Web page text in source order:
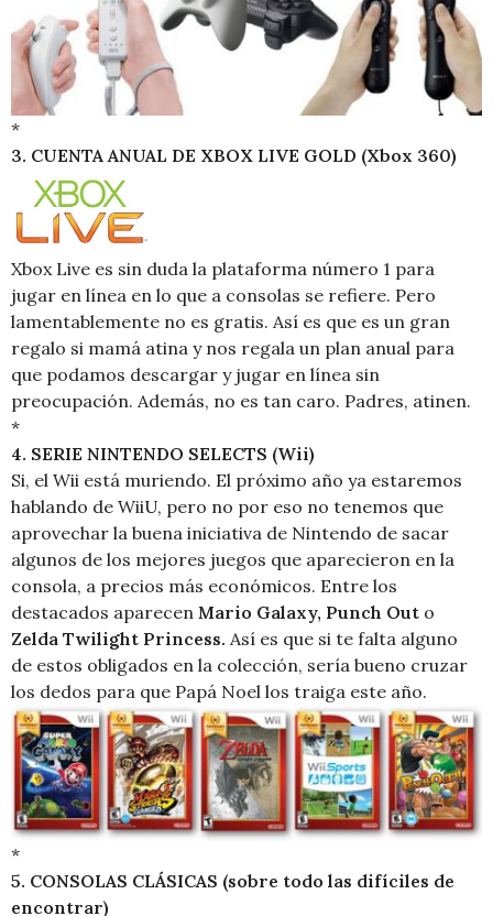
*
3. CUENTA ANUAL DE XBOX LIVE GOLD (Xbox 360)
Xbox Live es sin duda la plataforma número 1 para
jugar en línea en lo que a consolas se refiere. Pero
lamentablemente no es gratis. Así es que es un gran
regalo si mamá atina y nos regala un plan anual para
que podamos descargar y jugar en línea sin
preocupación. Además, no es tan caro. Padres, atinen.
*
4. SERIE NINTENDO SELECTS (Wii)
Si, el Wii está muriendo. El próximo año ya estaremos
hablando de WiiU, pero no por eso no tenemos que
aprovechar la buena iniciativa de Nintendo de sacar
algunos de los mejores juegos que aparecieron en la
consola, a precios más económicos. Entre los
destacados aparecen Mario Galaxy, Punch Out o
Zelda Twilight Princess. Así es que si te falta alguno
de estos obligados en la colección, sería bueno cruzar
los dedos para que Papá Noel los traiga este año.
*
5. CONSOLAS CLÁSICAS (sobre todo las difíciles de
encontrar)